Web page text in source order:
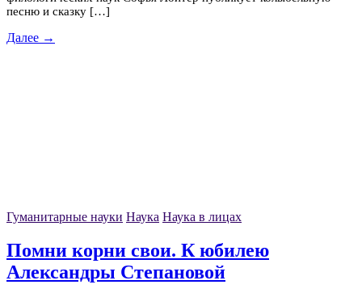
песню и сказку […]
Далее →
Гуманитарные науки Наука Наука в лицах
Помни корни свои. К юбилею
Александры Степановой